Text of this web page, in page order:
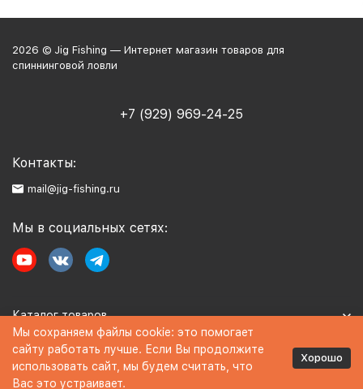
2026 © Jig Fishing — Интернет магазин товаров для
спиннинговой ловли
+7 (929) 969-24-25
Контакты:
mail@jig-fishing.ru
Мы в социальных сетях:
Каталог товаров
Информация
Мы сохраняем файлы cookie: это помогает
сайту работать лучше. Если Вы продолжите
использовать сайт, мы будем считать, что
Вас это устраивает.
Хорошо